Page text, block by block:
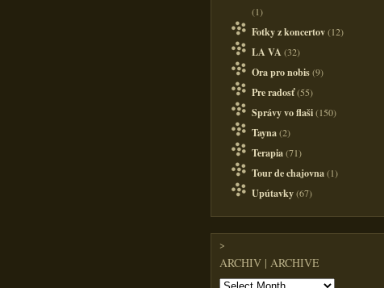
(1)
Fotky z koncertov(12)
LA VA(32)
Ora pro nobis(9)
Pre radosť(55)
Správy vo flaši(150)
Tayna(2)
Terapia(71)
Tour de chajovna(1)
Upútavky(67)
>
ARCHIV | ARCHIVE